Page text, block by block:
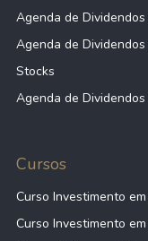
Agenda de
Agenda de
Stocks
Agenda de Dividendos
Cursos
Curso Investimento
Curso Investimento